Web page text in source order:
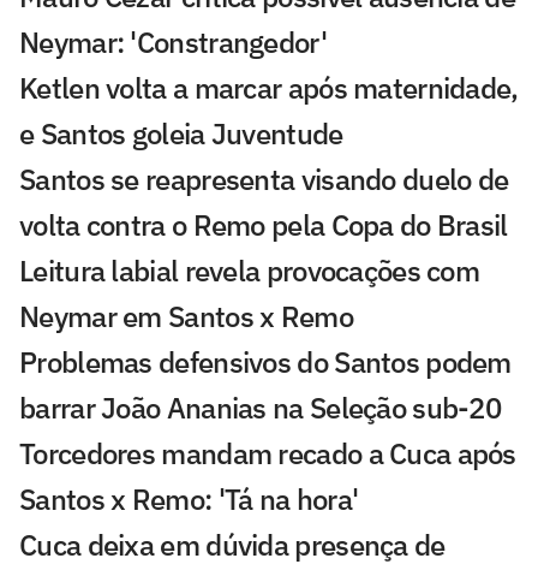
Neymar: 'Constrangedor'
Ketlen volta a marcar após maternidade,
e Santos goleia Juventude
Santos se reapresenta visando duelo de
volta contra o Remo pela Copa do Brasil
Leitura labial revela provocações com
Neymar em Santos x Remo
Problemas defensivos do Santos podem
barrar João Ananias na Seleção sub-20
Torcedores mandam recado a Cuca após
Santos x Remo: 'Tá na hora'
Cuca deixa em dúvida presença de